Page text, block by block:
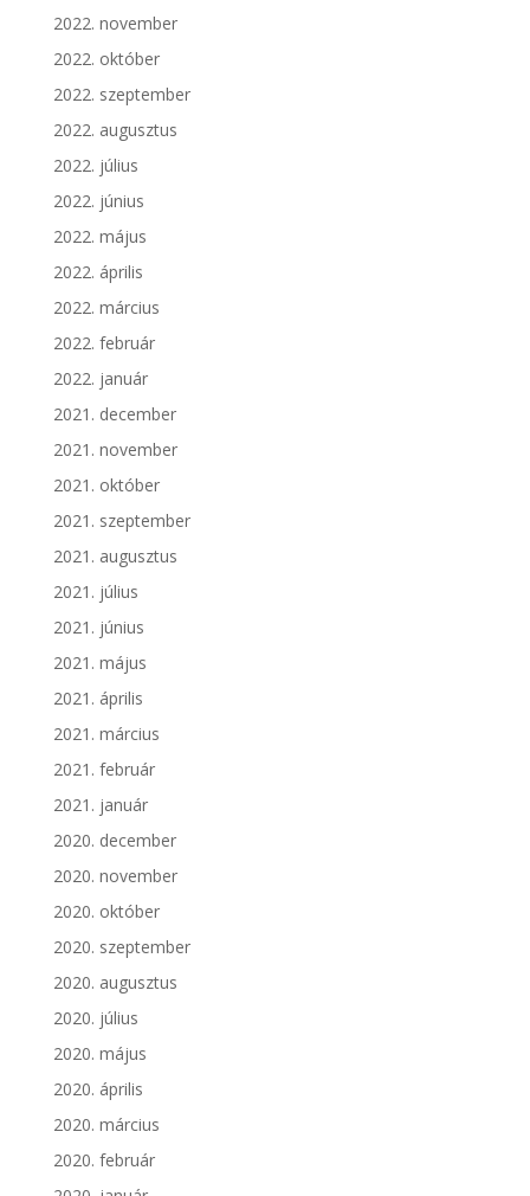
2022. november
2022. október
2022. szeptember
2022. augusztus
2022. július
2022. június
2022. május
2022. április
2022. március
2022. február
2022. január
2021. december
2021. november
2021. október
2021. szeptember
2021. augusztus
2021. július
2021. június
2021. május
2021. április
2021. március
2021. február
2021. január
2020. december
2020. november
2020. október
2020. szeptember
2020. augusztus
2020. július
2020. május
2020. április
2020. március
2020. február